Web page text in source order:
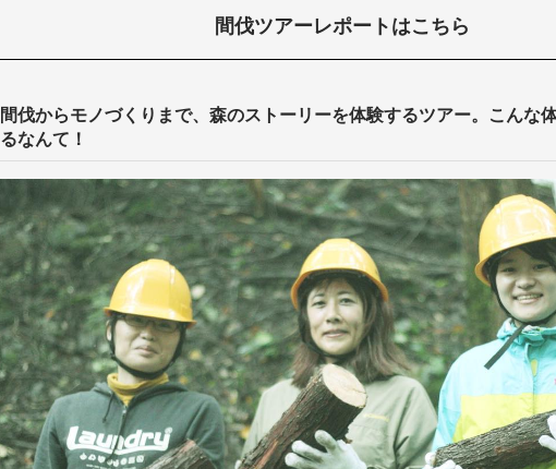
間伐ツアーレポートはこちら
間伐からモノづくりまで、森のストーリーを体験するツアー。こんな
るなんて！